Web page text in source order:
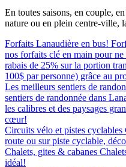
En toutes saisons, en couple,
nature ou en plein centre-ville,
Forfaits Lanaudière en bus!
nos forfaits clé en main pour
rabais de 25% sur la portion
100$ par personne) grâce au
Les meilleurs sentiers de
sentiers de randonnée dans
les calibres et des paysages
cœur!
Circuits vélo et pistes cyclables
route ou sur piste cyclable,
Chalets, gites & cabanes
idéal!